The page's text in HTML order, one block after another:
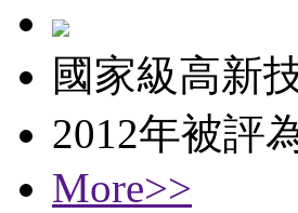
國家級高新
2012年被評
More>>